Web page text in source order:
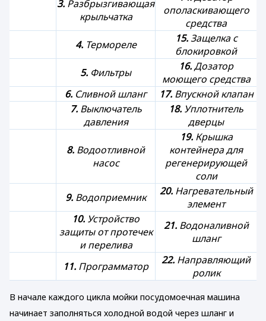
3. Разбрызгивающая
крыльчатка
ополаскивающего
средства
4.Термореле 15.Защелка с
блокировкой
5. Фильтры 16.Дозатор
моющего средства
6. Сливной шланг 17.Впускной клапан
7.Выключатель
давления
18. Уплотнитель
дверцы
8. Водоотливной
насос
19.Крышка
контейнера для
регенерирующей
соли
9. Водоприемник 20.Нагревательный
элемент
10. Устройство
защиты от протечек
и перелива
21.Водоналивной
шланг
11. Программатор 22. Направляющий
ролик
В начале каждого цикла мойки посудомоечная машина
начинает заполняться холодной водой через шланг и